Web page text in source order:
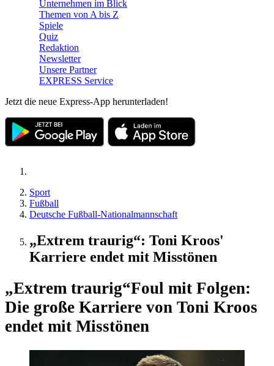
Unternehmen im Blick
Themen von A bis Z
Spiele
Quiz
Redaktion
Newsletter
Unsere Partner
EXPRESS Service
Jetzt die neue Express-App herunterladen!
Sport
Fußball
Deutsche Fußball-Nationalmannschaft
„Extrem traurig“: Toni Kroos'
Karriere endet mit Misstönen
„Extrem traurig“Foul mit Folgen:
Die große Karriere von Toni Kroos
endet mit Misstönen